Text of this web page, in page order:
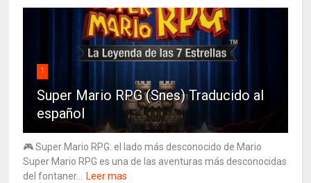
1
Super Mario RPG (Snes) Traducido al
español
🎮 Super Mario RPG: el lado más desconocido de Mario
Super Mario RPG es una de las aventuras más desconocidas
del fontaner...
Leer mas